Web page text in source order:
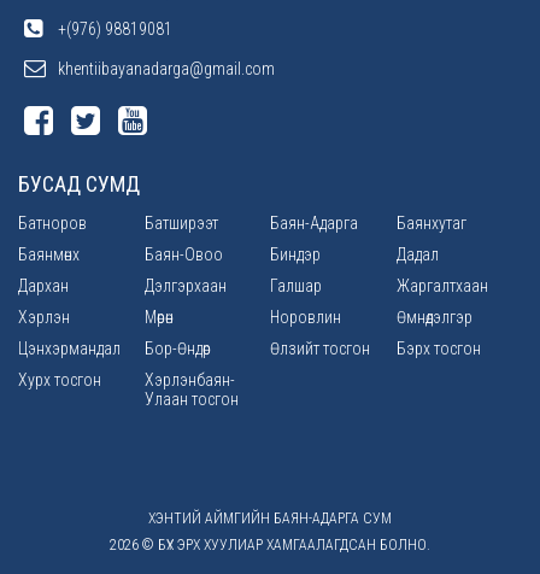
+(976) 98819081
khentiibayanadarga@gmail.com
БУСАД СУМД
Батноров Батширээт Баян-Адарга
Баянхутаг
Баянмөнх
Баян-Овоо Биндэр
Дадал
Дархан
Дэлгэрхаан Галшар
Жаргалтхаан
Хэрлэн
Мөрөн Норовлин
Өмнөдэлгэр
Цэнхэрмандал
Бор-Өндөр Өлзийт тосгон
Бэрх тосгон
Хурх тосгон
Хэрлэнбаян-
Улаан тосгон
ХЭНТИЙ АЙМГИЙН БАЯН-АДАРГА СУМ
2026 © БҮХ ЭРХ ХУУЛИАР ХАМГААЛАГДСАН БОЛНО.